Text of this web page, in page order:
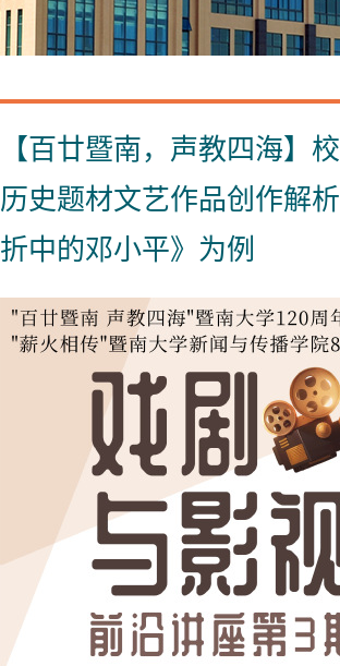
【百廿暨南，声教四海
历史题材文艺作品创作解
折中的邓小平》为例